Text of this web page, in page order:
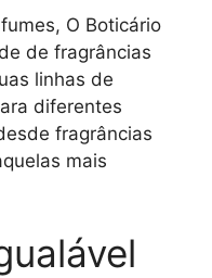
O Boticário
de fragrâncias
linhas de
diferentes
fragrâncias
mais